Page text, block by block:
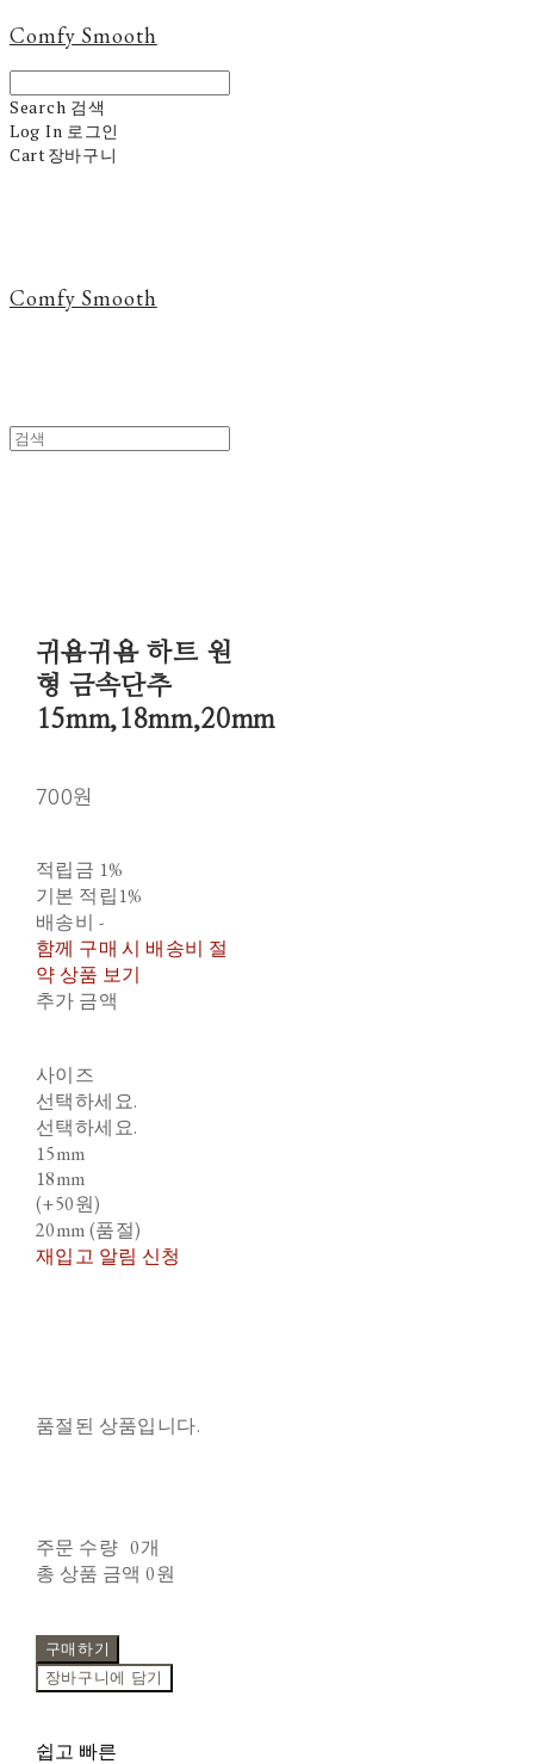
Comfy Smooth
Search 검색
Log In 로그인
Cart장바구니
Comfy Smooth
귀욤귀욤 하트 원
형 금속단추
15mm,18mm,20mm
700원
적립금 1%
기본 적립1%
배송비 -
함께 구매 시 배송비 절
약 상품 보기
추가 금액
사이즈
선택하세요.
선택하세요.
15mm
18mm
(+50원)
20mm (품절)
재입고 알림 신청
품절된 상품입니다.
주문 수량 0개
총 상품 금액 0원
구매하기
장바구니에 담기
쉽고 빠른